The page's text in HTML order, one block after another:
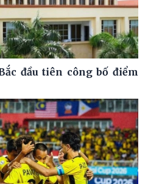
đầu tiên công bố điểm